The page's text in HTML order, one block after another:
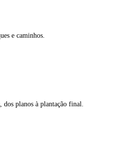
e caminhos.
dos planos à plantação final.